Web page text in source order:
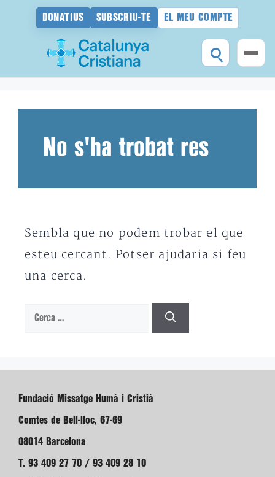
DONATIUS SUBSCRIU-TE EL MEU COMPTE
No s'ha trobat res
Sembla que no podem trobar el que
esteu cercant. Potser ajudaria si feu
una cerca.
Cerca:
Fundació Missatge Humà i Cristià
Comtes de Bell-lloc, 67-69
08014 Barcelona
T. 93 409 27 70 / 93 409 28 10